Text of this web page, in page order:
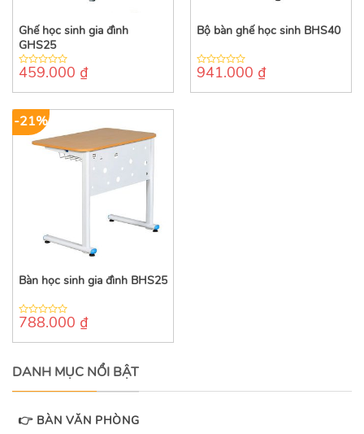
Ghế học sinh gia đình
GHS25
0
of
459.000 ₫
Bộ bàn ghế học sinh BHS40
0
of
941.000 ₫
-21%
Bàn học sinh gia đình BHS25
0
of
788.000 ₫
DANH MỤC NỔI BẬT
👉 BÀN VĂN PHÒNG